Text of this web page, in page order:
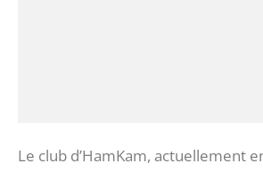
Le club d’HamKam, actuellement